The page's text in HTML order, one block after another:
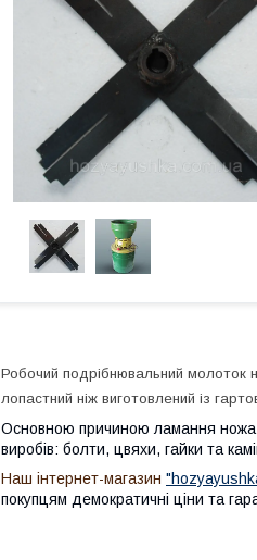
Робочий подрібнювальний молоток
лопастний ніж виготовлений із
Основною причиною ламання ножа
виробів: болти, цвяхи, гайки та
Наш інтернет-магазин
покупцям демократичні ціни та